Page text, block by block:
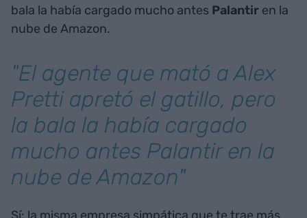
bala la había cargado mucho antes Palantir en la
nube de Amazon.
"El agente que mató a Alex
Pretti apretó el gatillo, pero
la bala la había cargado
mucho antes Palantir en la
nube de Amazon"